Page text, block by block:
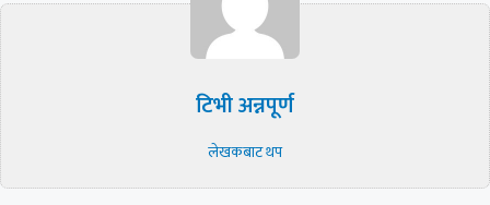
टिभी अन्नपूर्ण
लेखकबाट थप